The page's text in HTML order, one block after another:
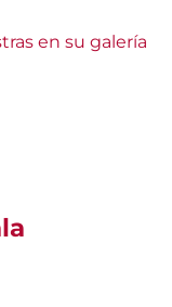
en su galería